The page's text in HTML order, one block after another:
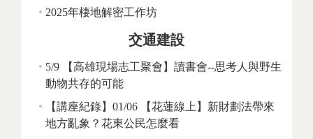
2025年棲地解密工作坊
交通建設
5/9 【高雄現場志工聚會】讀書會--思考人與野生
動物共存的可能
【講座紀錄】01/06 【花蓮線上】新財劃法帶來
地方亂象？花東公民怎麼看